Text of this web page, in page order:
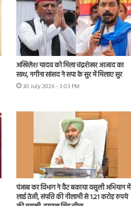
अखिलेश यादव को मिला चंद्रशेखर आजाद का
साथ, नगीना सांसद ने सपा के सुर में मिलाए सुर
30 July 2026 - 3:03 PM
पंजाब कर विभाग ने वैट बकाया वसूली अभियान में
लाई तेजी, संपत्ति की नीलामी से 1.21 करोड़ रुपये